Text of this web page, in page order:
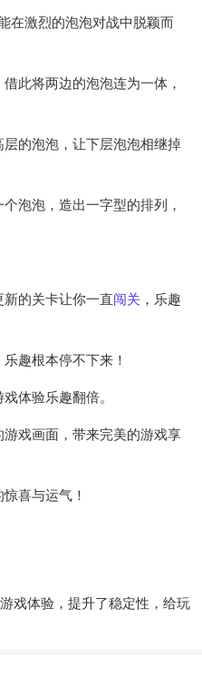
在激烈的泡泡对战中脱颖而
此将两边的泡泡连为一体，
的泡泡，让下层泡泡相继掉
泡泡，造出一字型的排列，
的关卡让你一直闯关 ，乐趣
趣根本停不下来！
体验乐趣翻倍。
戏画面，带来完美的游戏享
喜与运气！
戏体验，提升了稳定性，给玩